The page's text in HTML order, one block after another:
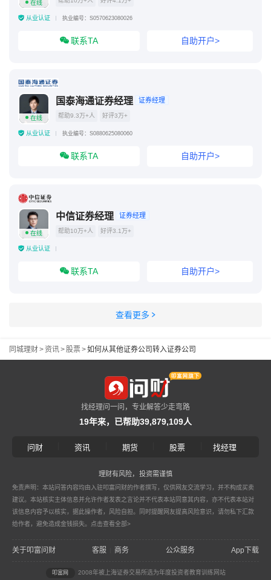
在线
从业认证 执业编号：S0570623080026
联系TA 自助开户>
在线
国泰海通证券经理 证券经理
帮助9.3万+人 好评3万+
从业认证 执业编号：S0880625080060
联系TA 自助开户>
在线
中信证券经理 证券经理
帮助10万+人 好评3.1万+
从业认证
联系TA 自助开户>
查看更多
同城理财>资讯>股票>如何从其他证券公司转入证券公司
找经理问一问，专业解答少走弯路
19年来，已帮助39,879,109人
问财 资讯 期货 股票 找经理
理财有风险，投资需谨慎
免责声明：本站问答内容均由入驻叩富问财的作者撰写，仅供网友交流学习，并不构成买卖
建议。本站核实主体信息并允许作者发表之言论并不代表本站同意其内容，亦不代表本站对
该信息内容予以核实，据此操作者，风险自担。同时提醒网友提高风险意识，请勿私下汇款
给作者，避免造成金钱损失。 点击查看全部>
关于叩富问财 客服 商务 公众服务 App下载
叩富网 2008年被上海证券交易所选为年度投资者教育训练网站